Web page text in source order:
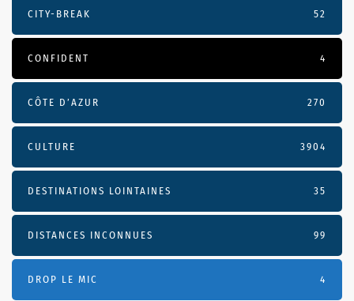
CITY-BREAK 52
CONFIDENT 4
CÔTE D’AZUR 270
CULTURE 3904
DESTINATIONS LOINTAINES 35
DISTANCES INCONNUES 99
DROP LE MIC 4